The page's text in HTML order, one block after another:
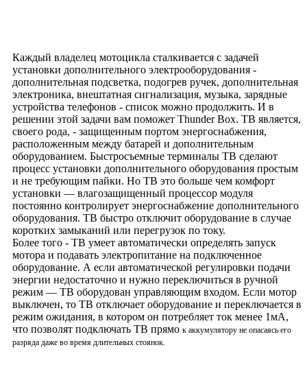
Каждый владелец мотоцикла сталкивается с задачей
установки дополнительного электрооборудования -
дополнительная подсветка, подогрев ручек, дополнительная
электроника, внештатная сигнализация, музыка, зарядные
устройства телефонов - список можно продолжить. И в
решении этой задачи вам поможет Thunder Box. TB является,
своего рода, - защищенным портом энергоснабжения,
расположенным между батарей и дополнительным
оборудованием. Быстросъемные терминалы TB сделают
процесс установки дополнительного оборудования простым
и не требующим пайки. Но TB это больше чем комфорт
установки — влагозащищенный процессор модуля
постоянно контролирует энергоснабжение дополнительного
оборудования. TB быстро отключит оборудование в случае
коротких замыканий или перегрузок по току.
Более того - TB умеет автоматически определять запуск
мотора и подавать электропитание на подключенное
оборудование. А если автоматической регулировки подачи
энергии недостаточно и нужно переключиться в ручной
режим — TB оборудован управляющим входом. Если мотор
выключен, то TB отключает оборудование и переключается в
режим ожидания, в котором он потребляет ток менее 1мА,
что позволят подключать TB прямо к аккумулятору не опасаясь его
разряда даже во время длительных стоянок.